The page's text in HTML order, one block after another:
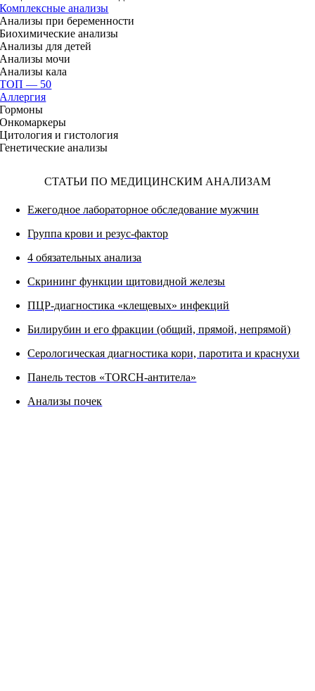
Комплексные анализы
Анализы при беременности
Биохимические анализы
Анализы для детей
Анализы мочи
Анализы кала
ТОП — 50
Аллергия
Гормоны
Онкомаркеры
Цитология и гистология
Генетические анализы
СТАТЬИ ПО МЕДИЦИНСКИМ АНАЛИЗАМ
Ежегодное лабораторное обследование мужчин
Группа крови и резус-фактор
4 обязательных анализа
Скрининг функции щитовидной железы
ПЦР-диагностика «клещевых» инфекций
Билирубин и его фракции (общий, прямой, непрямой)
Серологическая диагностика кори, паротита и краснухи
Панель тестов «TORCH-антитела»
Анализы почек